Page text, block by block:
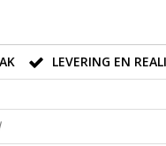
LEVERING EN